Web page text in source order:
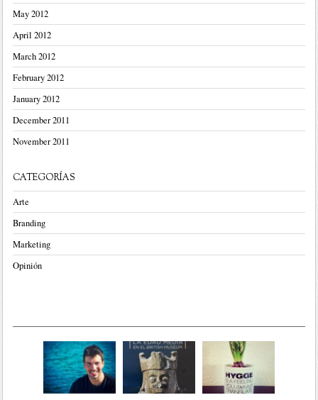
May 2012
April 2012
March 2012
February 2012
January 2012
December 2011
November 2011
CATEGORÍAS
Arte
Branding
Marketing
Opinión